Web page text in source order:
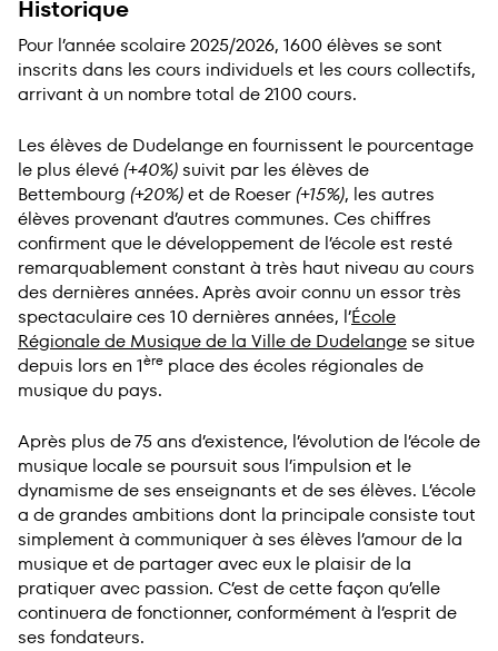
Historique
Pour l’année scolaire 2025/2026, 1600 élèves se sont
inscrits dans les cours individuels et les cours collectifs,
arrivant à un nombre total de 2100 cours.
Les élèves de Dudelange en fournissent le pourcentage
le plus élevé (+40%) suivit par les élèves de
Bettembourg (+20%)et de Roeser (+15%), les autres
élèves provenant d’autres communes. Ces chiffres
confirment que le développe­ment de l’école est resté
remar­quable­ment constant à très haut niveau au cours
des dernières années. Après avoir connu un essor très
spec­tac­u­laire ces 10 dernières années, l’École
Régionale de Musique de la Ville de Dudelange se situe
depuis lors en 1ère place des écoles régionales de
musique du pays.
Après plus de 75 ans d’existence, l’évolution de l’école de
musique locale se poursuit sous l’impulsion et le
dynamisme de ses enseignants et de ses élèves. L’école
a de grandes ambitions dont la principale consiste tout
simplement à communiquer à ses élèves l’amour de la
musique et de partager avec eux le plaisir de la
pratiquer avec passion. C’est de cette façon qu’elle
continuera de fonctionner, con­for­mé­ment à l’esprit de
ses fondateurs.